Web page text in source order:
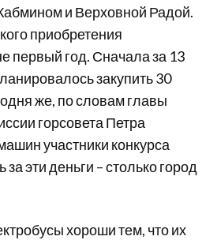
и Верховной Радой.
приобретения
первый год. Сначала за 13
закупить 30
же, по словам главы
горсовета Петра
участники конкурса
эти деньги – столько город
хороши тем, что их